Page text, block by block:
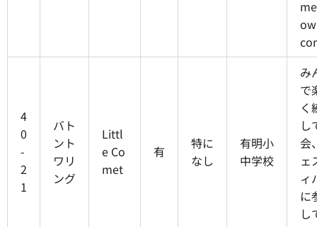
4
0
-
2
1
バト
ント
ワリ
ング
Littl
e Co
met
有
特に
なし
有明小
中学校
み
で
く
し
会
ェ
ィ
に
し